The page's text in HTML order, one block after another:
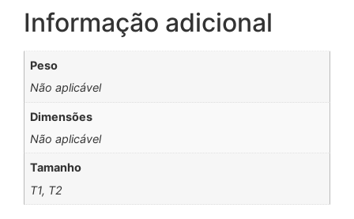
Informação adicional
Peso
Não aplicável
Dimensões
Não aplicável
Tamanho
T1, T2